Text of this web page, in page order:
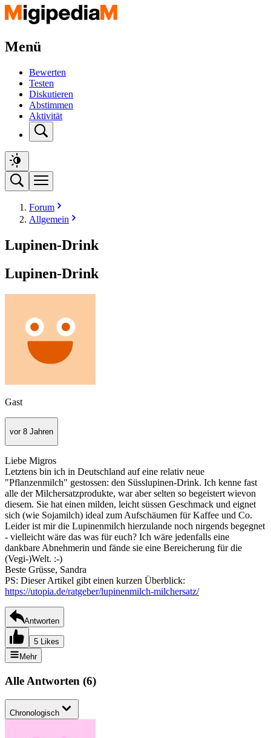
Menü
Bewerten
Testen
Diskutieren
Abstimmen
Aktivität
Forum
Allgemein
Lupinen-Drink
Lupinen-Drink
Gast
vor 8 Jahren
Liebe Migros
Letztens bin ich in Deutschland auf eine relativ neue
"Pflanzenmilch" gestossen: den Süsslupinen-Drink. Ich kenne fast
alle der Milchersatzprodukte, war aber selten so begeistert wievon
diesem. Sie hat einen milden, leicht süssen Geschmack und eignet
sich (wie Sojamilch) ideal zum Aufschäumen für Kaffee und Co.
Leider ist mir die Lupinenmilch hierzulande noch nirgends begegnet
- vielleicht wäre das was für euch? Ich wäre jedenfalls eine
dankbare Abnehmerin und fände sie eine Bereicherung für die
(Vegi-)Welt. :-)
Beste Grüsse, Sandra
PS: Dieser Artikel gibt einen kurzen Überblick:
https://utopia.de/ratgeber/lupinenmilch-milchersatz/
Antworten
5 Likes
Mehr
Alle Antworten (6)
Chronologisch